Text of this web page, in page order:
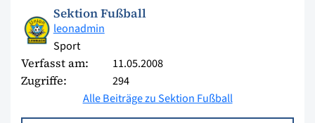
Sektion Fußball
leonadmin
Sport
Verfasst am: 11.05.2008
Zugriffe:
294
Alle Beiträge zu Sektion Fußball